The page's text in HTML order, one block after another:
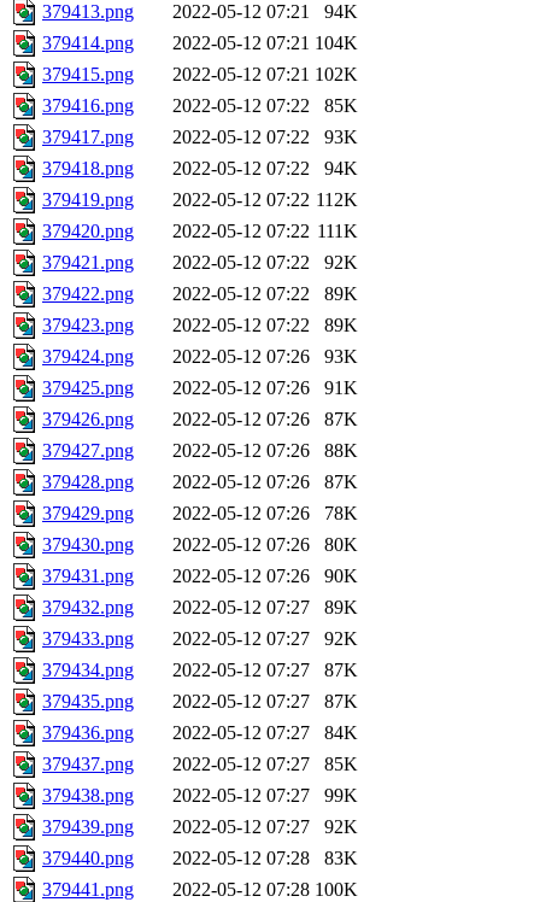
379413.png
2022-05-12 07:21
94K
379414.png
2022-05-12 07:21 104K
379415.png
2022-05-12 07:21 102K
379416.png
2022-05-12 07:22
85K
379417.png
2022-05-12 07:22
93K
379418.png
2022-05-12 07:22
94K
379419.png
2022-05-12 07:22 112K
379420.png
2022-05-12 07:22 111K
379421.png
2022-05-12 07:22
92K
379422.png
2022-05-12 07:22
89K
379423.png
2022-05-12 07:22
89K
379424.png
2022-05-12 07:26
93K
379425.png
2022-05-12 07:26
91K
379426.png
2022-05-12 07:26
87K
379427.png
2022-05-12 07:26
88K
379428.png
2022-05-12 07:26
87K
379429.png
2022-05-12 07:26
78K
379430.png
2022-05-12 07:26
80K
379431.png
2022-05-12 07:26
90K
379432.png
2022-05-12 07:27
89K
379433.png
2022-05-12 07:27
92K
379434.png
2022-05-12 07:27
87K
379435.png
2022-05-12 07:27
87K
379436.png
2022-05-12 07:27
84K
379437.png
2022-05-12 07:27
85K
379438.png
2022-05-12 07:27
99K
379439.png
2022-05-12 07:27
92K
379440.png
2022-05-12 07:28
83K
379441.png
2022-05-12 07:28 100K